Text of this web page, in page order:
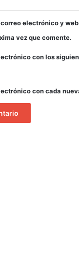
electrónico y
vez que comente.
con los
con cada